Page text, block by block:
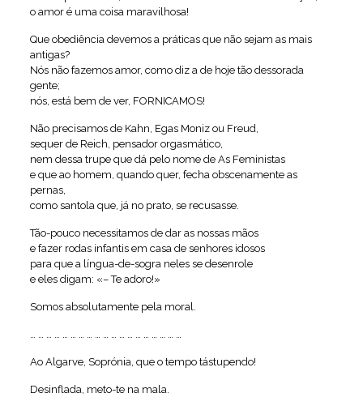
o amor é uma coisa maravilhosa!
Que obediência devemos a práticas que não sejam as mais
antigas?
Nós não fazemos amor, como diz a de hoje tão dessorada
gente;
nós, está bem de ver, FORNICAMOS!
Não precisamos de Kahn, Egas Moniz ou Freud,
sequer de Reich, pensador orgasmático,
nem dessa trupe que dá pelo nome de As Feministas
e que ao homem, quando quer, fecha obscenamente as
pernas,
como santola que, já no prato, se recusasse.
Tão-pouco necessitamos de dar as nossas mãos
e fazer rodas infantis em casa de senhores idosos
para que a língua-de-sogra neles se desenrole
e eles digam: «– Te adoro!»
Somos absolutamente pela moral.
… … … … … … … … … … … … … … … … … … …
Ao Algarve, Soprónia, que o tempo tástupendo!
Desinflada, meto-te na mala.